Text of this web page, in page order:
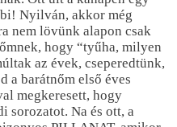
Nyilván, akkor még
nem lövünk alapon csak
hogy “tyűha, milyen
az évek, cseperedtünk,
a barátnőm első éves
megkeresett, hogy
sorozatot. Na és ott, a